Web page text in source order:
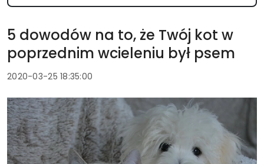
5 dowodów na to, że Twój kot w
poprzednim wcieleniu był psem
2020-03-25 18:35:00